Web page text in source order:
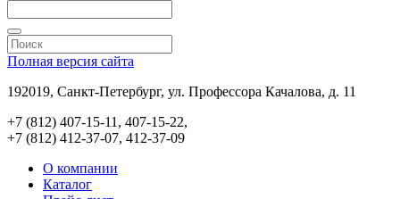
Полная версия сайта
192019, Санкт-Петербург, ул. Профессора Качалова, д. 11
+7 (812) 407-15-11, 407-15-22,
+7 (812) 412-37-07, 412-37-09
О компании
Каталог